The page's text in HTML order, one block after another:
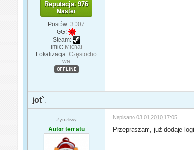
Reputacja: 976
Master
Postów: 3 007
GG:
Steam:
Imię: Michał
Lokalizacja: Częstocho
wa
OFFLINE
jot`.
Życzliwy
Autor tematu
Napisano03.01.2010 17:05
Przepraszam, już dodaje logi